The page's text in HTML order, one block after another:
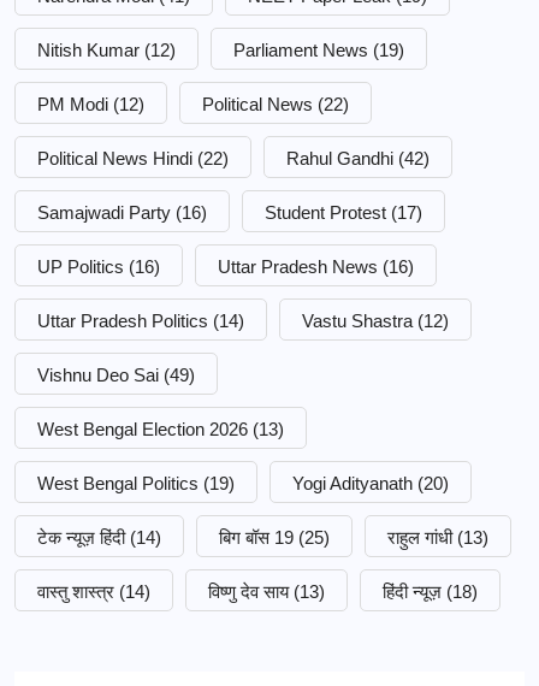
Nitish Kumar (12) Parliament News (19)
PM Modi (12) Political News (22)
Political News Hindi (22) Rahul Gandhi (42)
Samajwadi Party (16) Student Protest (17)
UP Politics (16) Uttar Pradesh News (16)
Uttar Pradesh Politics (14) Vastu Shastra (12)
Vishnu Deo Sai (49)
West Bengal Election 2026 (13)
West Bengal Politics (19) Yogi Adityanath (20)
टेक न्यूज़ हिंदी (14) बिग बॉस 19 (25) राहुल गांधी (13)
वास्तु शास्त्र (14) विष्णु देव साय (13) हिंदी न्यूज़ (18)